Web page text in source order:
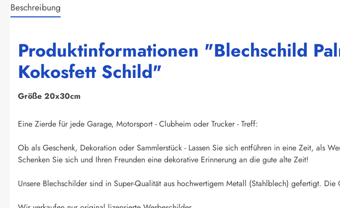
Beschreibung
Produktinformationen "Blechschild
Kokosfett Schild"
Größe 20x30cm
Eine Zierde für jede Garage, Motorsport - Clubheim oder Trucker - Treff:
Ob als Geschenk, Dekoration oder Sammlerstück - Lassen Sie sich entführen in eine Zeit, als
Schenken Sie sich und Ihren Freunden eine dekorative Erinnerung an die gute alte Zeit!
Unsere Blechschilder sind in Super-Qualität aus hochwertigem Metall (Stahlblech) gefertigt.